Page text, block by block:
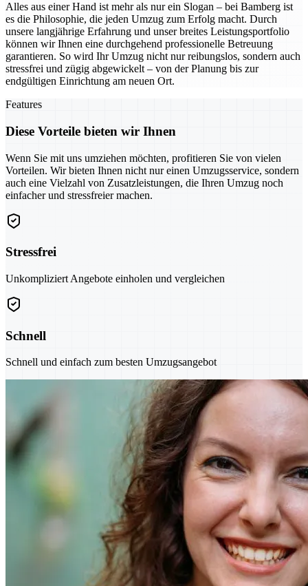
Alles aus einer Hand ist mehr als nur ein Slogan – bei Bamberg ist
es die Philosophie, die jeden Umzug zum Erfolg macht. Durch
unsere langjährige Erfahrung und unser breites Leistungsportfolio
können wir Ihnen eine durchgehend professionelle Betreuung
garantieren. So wird Ihr Umzug nicht nur reibungslos, sondern auch
stressfrei und zügig abgewickelt – von der Planung bis zur
endgültigen Einrichtung am neuen Ort.
Features
Diese Vorteile bieten wir Ihnen
Wenn Sie mit uns umziehen möchten, profitieren Sie von vielen
Vorteilen. Wir bieten Ihnen nicht nur einen Umzugsservice, sondern
auch eine Vielzahl von Zusatzleistungen, die Ihren Umzug noch
einfacher und stressfreier machen.
Stressfrei
Unkompliziert Angebote einholen und vergleichen
Schnell
Schnell und einfach zum besten Umzugsangebot